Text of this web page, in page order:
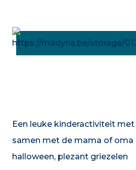
Een leuke kinderactiviteit
samen met de mama of
halloween, plezant griezelen